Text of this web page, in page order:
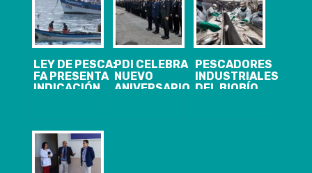
LEY DE PESCA:
FA PRESENTA
INDICACIÓN
FÍSICO Y
MENTAL” DE
ANIMALES
PDI CELEBRA
NUEVO
ANIVERSARIO
PESCADORES
INDUSTRIALES
DEL BIOBÍO